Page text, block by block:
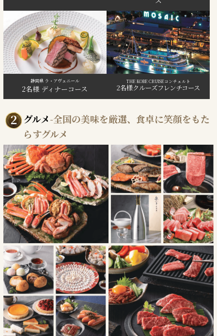
静岡県 ラ・アヴェニール
2名様 ディナーコース
THE KOBE CRUISEコンチェルト
2名様クルーズフレンチコース
2
グルメ-全国の美味を厳選、食卓に笑顔をもた
らすグルメ